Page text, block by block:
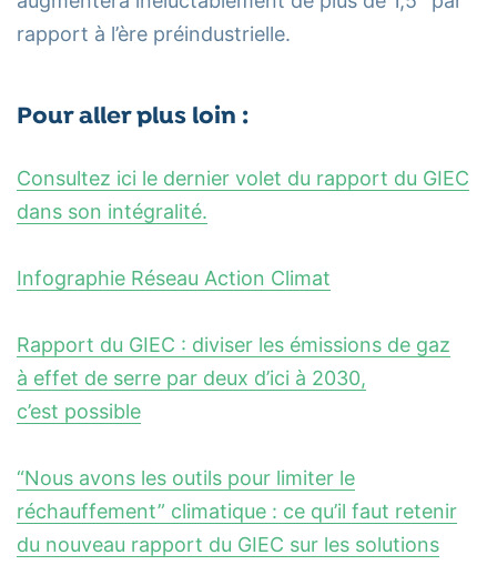
rapport à l’ère préindustrielle.
Pour aller plus loin :
Consultez ici le dernier volet du rapport du GIEC
dans son intégralité.
Infographie Réseau Action Climat
Rapport du GIEC : diviser les émissions de gaz
à effet de serre par deux d’ici à 2030,
c’est possible
“Nous avons les outils pour limiter le
réchauffement” climatique : ce qu’il faut retenir
du nouveau rapport du GIEC sur les solutions